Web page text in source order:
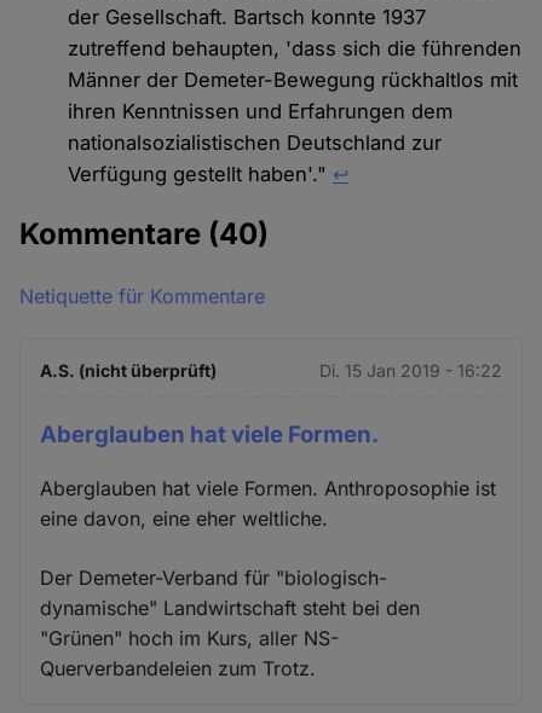
der Gesellschaft. Bartsch konnte 1937
zutreffend behaupten, 'dass sich die führenden
Männer der Demeter-Bewegung rückhaltlos mit
ihren Kenntnissen und Erfahrungen dem
nationalsozialistischen Deutschland zur
Verfügung gestellt haben'." ↩︎
Kommentare (40)
Netiquette für Kommentare
A.S. (nicht überprüft) Di. 15 Jan 2019 - 16:22
Aberglauben hat viele Formen.
Aberglauben hat viele Formen. Anthroposophie ist
eine davon, eine eher weltliche.
Der Demeter-Verband für "biologisch-
dynamische" Landwirtschaft steht bei den
"Grünen" hoch im Kurs, aller NS-
Querverbandeleien zum Trotz.